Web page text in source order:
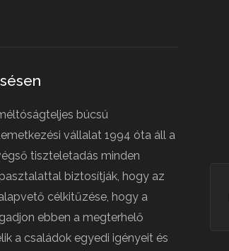
búcsú
vállalat 1994 óta áll a
tiszteletadás minden
biztosítják, hogy az
célkitűzése, hogy a
ebben a megterhelő
a családok egyedi igényeit és